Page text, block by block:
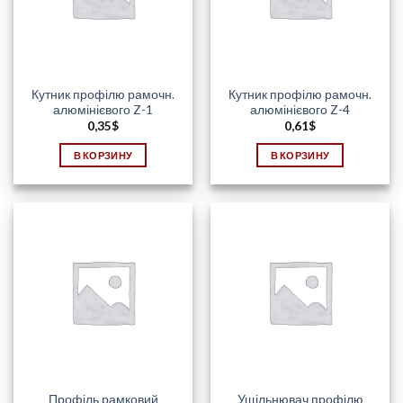
Кутник профілю рамочн.
алюмінієвого Z-1
0,35$
В КОРЗИНУ
Кутник профілю рамочн.
алюмінієвого Z-4
0,61$
В КОРЗИНУ
Профіль рамковий Ущільнювач профілю